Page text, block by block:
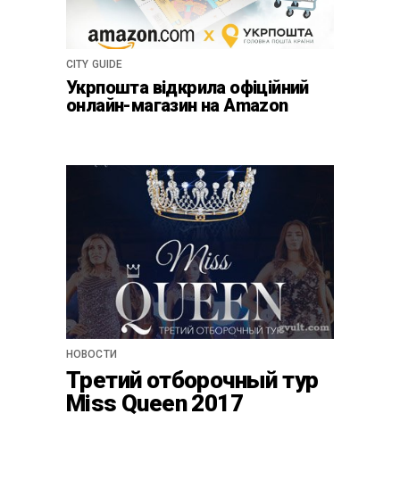
CITY GUIDE
Укрпошта відкрила офіційний
онлайн-магазин на Amazon
НОВОСТИ
Третий отборочный тур
Miss Queen 2017